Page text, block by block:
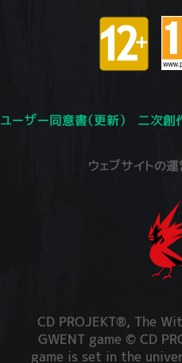
ユーザー同意書（更新） 二次創
ウェブサイトの
CD PROJEKT®, The
GWENT game © CD
game is set in the